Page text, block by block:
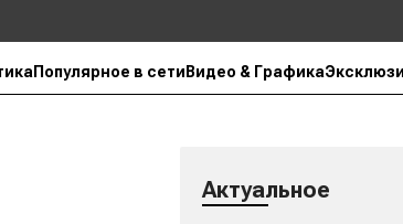
Популярное в сети Видео & Графика
Актуальное